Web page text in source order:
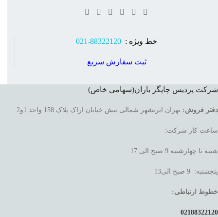
خط ویژه :
ثبت سفارش سریع
شرکت پردیس چاپگر باران(سهامی خاص)
دفتر فروش: تهران ایرنشهر شمالی نبش خیابان اراک پلاک 158 واحد 1و2
ساعت کار شرکت:
شنبه تا چهارشنبه 9 صبح الی 17
پنجشنبه: 9 صبح الی13
خطوط ارتباطی:
02188322120